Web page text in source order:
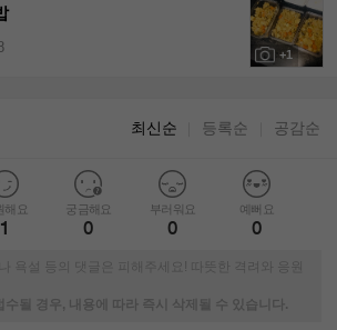
+1
최신순 등록순 공감순
해요
1
궁금해요
0
부러워요
0
예뻐요
0
욕설 등의 댓글은 피해주세요! 따뜻한 격려와 응원
수될 경우, 내용에 따라 즉시 삭제될 수 있습니다.